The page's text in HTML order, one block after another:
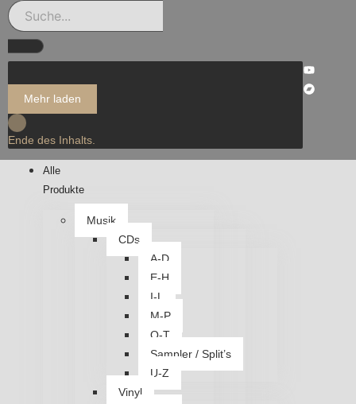
Mehr laden
Ende des Inhalts.
Alle
Produkte
Musik
CDs
A-D
E-H
I-L
M-P
Q-T
Sampler / Split’s
U-Z
Vinyl